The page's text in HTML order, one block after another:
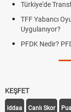
Türkiye'de
TFF Yabancı
Uygulanıyor?
PFDK Nedir?
KEŞFET
iddaa Canlı Skor